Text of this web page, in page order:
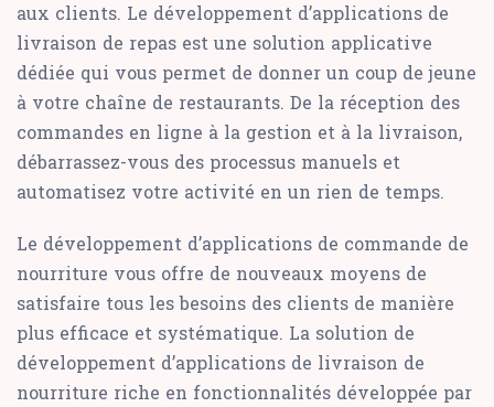
aux clients. Le développement d’applications de
livraison de repas est une solution applicative
dédiée qui vous permet de donner un coup de jeune
à votre chaîne de restaurants. De la réception des
commandes en ligne à la gestion et à la livraison,
débarrassez-vous des processus manuels et
automatisez votre activité en un rien de temps.
Le développement d’applications de commande de
nourriture vous offre de nouveaux moyens de
satisfaire tous les besoins des clients de manière
plus efficace et systématique. La solution de
développement d’applications de livraison de
nourriture riche en fonctionnalités développée par